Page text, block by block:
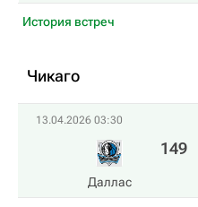
История встреч
Чикаго
13.04.2026 03:30
Даллас
149